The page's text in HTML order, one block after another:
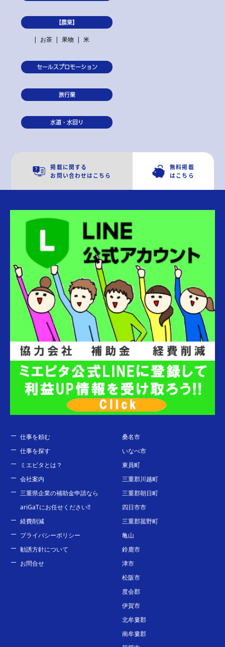
【農業】
お茶
果物 米
セールスプロモーション
旅行業
水道・水回り
掲載に関する
お問い合わせはこちら
無料掲載
はこちら
仕事を頼む
仕事を探す
ミエピタとは？
会社案内
三重県企業の補助金申請なら
ariGaTにお任せください!!
経費削減
プライバシーポリシー
勧誘方針について
お問合せ
桑名市
いなべ市
東員町
三重郡川越町
三重郡朝日町
四日市市
三重郡菰野町
亀山
鈴鹿市
津市
松阪市
度会郡
伊賀市
北牟婁郡
南牟婁郡